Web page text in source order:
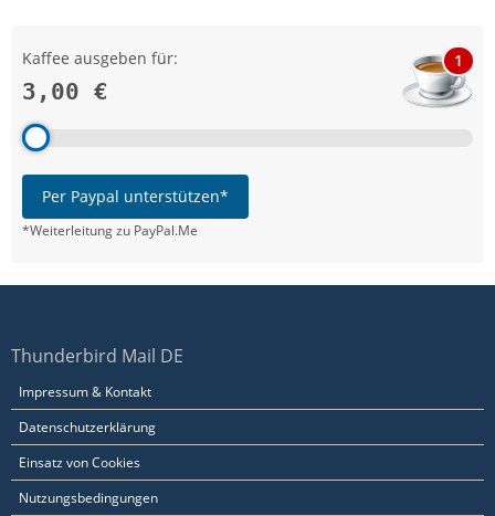
Kaffee ausgeben für:
3,00 €
1
Per Paypal unterstützen*
*Weiterleitung zu PayPal.Me
Thunderbird Mail DE
Impressum & Kontakt
Datenschutzerklärung
Einsatz von Cookies
Nutzungsbedingungen